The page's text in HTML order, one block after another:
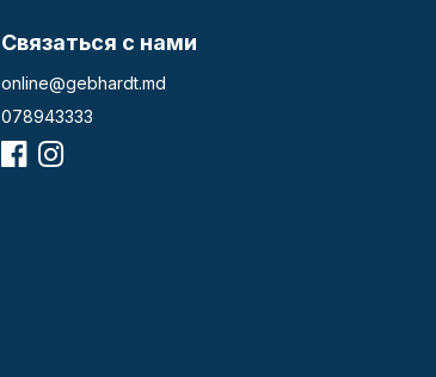
Связаться с нами
online@gebhardt.md
078943333